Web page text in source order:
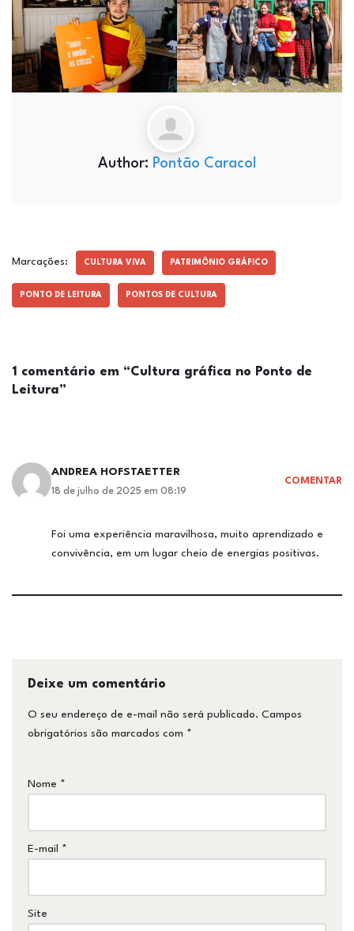
Author: Pontão Caracol
Marcações: CULTURA VIVA PATRIMÔNIO GRÁFICO
PONTO DE LEITURA PONTOS DE CULTURA
1 comentário em “Cultura gráfica no Ponto de
Leitura”
ANDREA HOFSTAETTER
18 de julho de 2025 em 08:19
COMENTAR
Foi uma experiência maravilhosa, muito aprendizado e
convivência, em um lugar cheio de energias positivas.
Deixe um comentário
O seu endereço de e-mail não será publicado. Campos
obrigatórios são marcados com *
Nome *
E-mail *
Site